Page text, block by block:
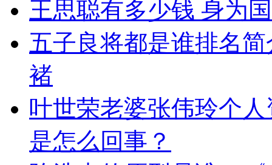
王思聪有多少钱 身为
五子良将都是谁排名
褚
叶世荣老婆张伟玲个
是怎么回事？